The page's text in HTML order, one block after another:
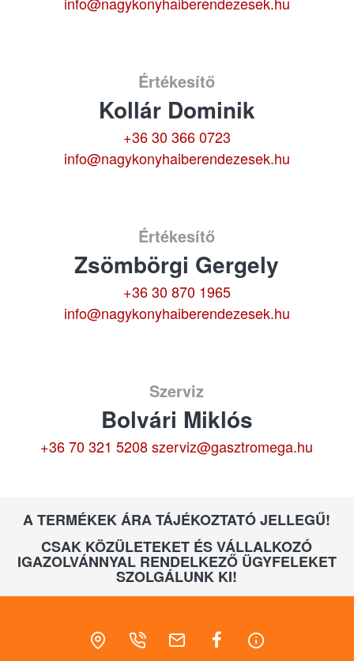
Értékesítő
Kollár Dominik
+36 30 366 0723
info@nagykonyhaiberendezesek.hu
Értékesítő
Zsömbörgi Gergely
+36 30 870 1965
info@nagykonyhaiberendezesek.hu
Szerviz
Bolvári Miklós
+36 70 321 5208 szerviz@gasztromega.hu
A TERMÉKEK ÁRA TÁJÉKOZTATÓ JELLEGŰ!
CSAK KÖZÜLETEKET ÉS VÁLLALKOZÓ
IGAZOLVÁNNYAL RENDELKEZŐ ÜGYFELEKET
SZOLGÁLUNK KI!